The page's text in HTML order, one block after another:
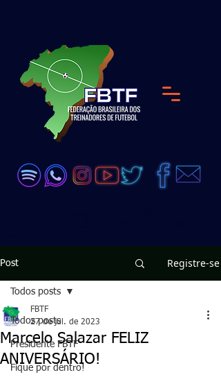
Post Registre-se
Todos posts
Presidente FBTF
Fique por dentro!
Todos posts
Marcelo Salazar FELIZ
ANIVERSÁRIO!
FBTF
27 de jul. de 2023